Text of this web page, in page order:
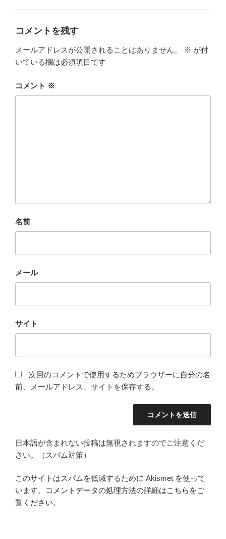
コメントを残す
メールアドレスが公開されることはありません。 ※ が付
いている欄は必須項目です
コメント ※
名前
メール
サイト
次回のコメントで使用するためブラウザーに自分の名
前、メールアドレス、サイトを保存する。
日本語が含まれない投稿は無視されますのでご注意くだ
さい。（スパム対策）
このサイトはスパムを低減するために Akismet を使って
います。
コメントデータの処理方法の詳細はこちらをご
覧ください。